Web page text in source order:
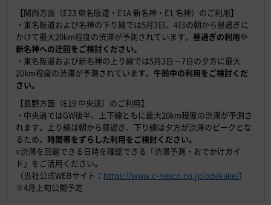
【関西方面（E23 東名阪道・E1A 新名神・E1 名神）のご利用】
・東名阪道および名神の下り線では5月3日、4日の朝から昼過ぎに
かけて最大20km程度の渋滞が予測されています。 昼過ぎの利用や
新名神への迂回をご検討ください。
・東名阪道および新名神の上り線では5月3日～7日の夕方に最大
20km程度の渋滞が予測されています。 午前中の利用をご検討くだ
さい。
【長野方面（E19 中央道）のご利用】
・中央道ではGW後半、上下線ともに最大20km程度の渋滞が予測さ
れます。上り線は朝から昼過ぎ、下り線は夕方が渋滞のピークとな
るため、 時間帯をずらした利用をご検討ください。
○渋滞を回避できる日時を確認できる「渋滞予測・おでかけガイ
ド」をご活用ください。
（当社公式WEBサイト： https://www.c-nexco.co.jp/odekake/）
※4月上旬公開予定